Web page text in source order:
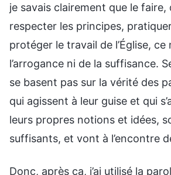
je savais clairement que le faire,
respecter les principes,
protéger le travail de l’Église, ce
l’arrogance ni de la suffisance.
se basent pas sur la vérité des
qui agissent à leur guise et qui
leurs propres notions et idées,
suffisants, et vont à l’encontre
Donc, après ça, j’ai utilisé la